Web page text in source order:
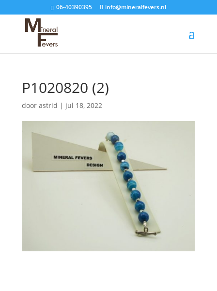
06-40390395 info@mineralfevers.nl
P1020820 (2)
door astrid | jul 18, 2022